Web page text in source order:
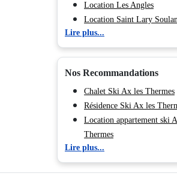
Location Les Angles
Location Saint Lary
Location Peyragudes
Location La Mongie
Lire plus...
Nos Recommandations
Chalet Ski Ax les Thermes
Résidence Ski Ax les
Location appartement ski
Thermes
Lire plus...